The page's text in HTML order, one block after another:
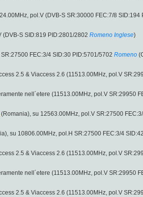
pol.V (DVB-S SR:30000 FEC:7/8 SID:194
(DVB-S SID:819 PID:2801/2802 Romeno Inglese)
FEC:3/4 SID:30 PID:5701/5702 Romeno
2.5 & Viaccess 2.6 (11513.00MHz, pol.V
nell´etere (11513.00MHz, pol.V SR:29950
(Romania), su 12563.00MHz, pol.V SR:27500
su 10806.00MHz, pol.H SR:27500 FEC:3/4
2.5 & Viaccess 2.6 (11513.00MHz, pol.V
nell´etere (11513.00MHz, pol.V SR:29950
2.5 & Viaccess 2.6 (11513.00MHz, pol.V